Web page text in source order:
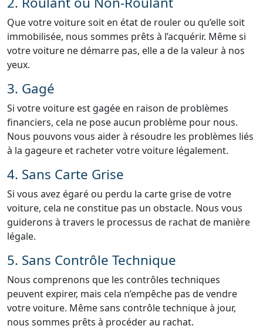
Que votre voiture soit en état de rouler ou qu’elle soit
immobilisée, nous sommes prêts à l’acquérir. Même si
votre voiture ne démarre pas, elle a de la valeur à nos
yeux.
3. Gagé
Si votre voiture est gagée en raison de problèmes
financiers, cela ne pose aucun problème pour nous.
Nous pouvons vous aider à résoudre les problèmes liés
à la gageure et racheter votre voiture légalement.
4. Sans Carte Grise
Si vous avez égaré ou perdu la carte grise de votre
voiture, cela ne constitue pas un obstacle. Nous vous
guiderons à travers le processus de rachat de manière
légale.
5. Sans Contrôle Technique
Nous comprenons que les contrôles techniques
peuvent expirer, mais cela n’empêche pas de vendre
votre voiture. Même sans contrôle technique à jour,
nous sommes prêts à procéder au rachat.